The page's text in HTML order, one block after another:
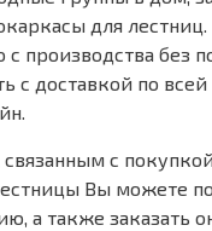
для лестниц.
производства без
с доставкой по всей
с покупкой
Вы можете
а также заказать